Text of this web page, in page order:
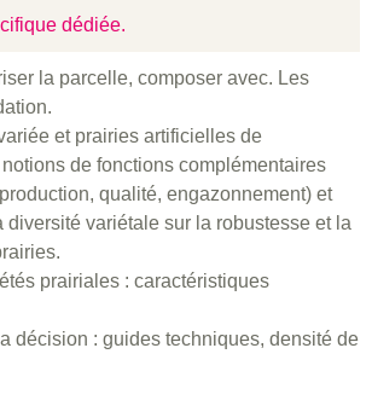
dédiée.
la parcelle, composer avec. Les
et prairies artificielles de
de fonctions complémentaires
qualité, engazonnement) et
diversité variétale sur la robustesse et la
prairiales : caractéristiques
décision : guides techniques, densité de